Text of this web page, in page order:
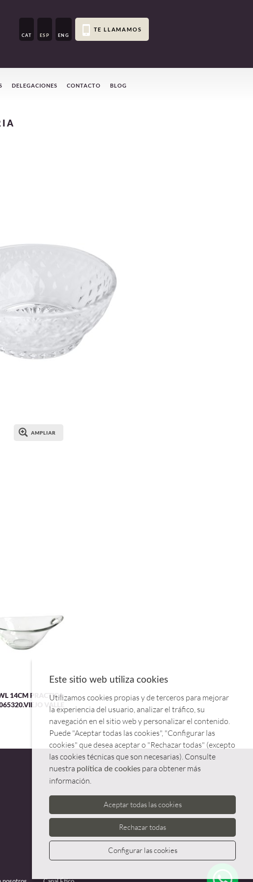
CAT ESP ENG
TE LLAMAMOS
DELEGACIONES CONTACTO BLOG
AMPLIAR
14CM PRACTICA
VALLE
Este sitio web utiliza cookies
Utilizamos cookies propias y de terceros para mejorar
la experiencia del usuario, analizar el tráfico, su
navegación en el sitio web y personalizar el contenido.
Puede "Aceptar todas las cookies", "Configurar las
cookies" que desea aceptar o "Rechazar todas" (excepto
las cookies técnicas que son necesarias). Consulte
nuestra política de cookies para obtener más
información.
Aceptar todas las cookies
Rechazar todas
Configurar las cookies